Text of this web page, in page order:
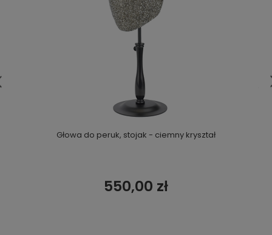
Głowa do peruk, stojak - ciemny kryształ
550,00 zł